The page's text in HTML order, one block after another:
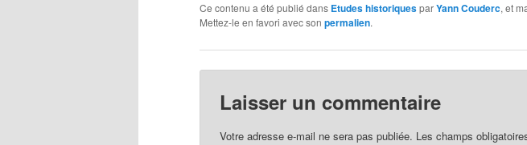
Ce contenu a été publié dans Etudes historiquesparYann Couderc, et
Mettez-le en favori avec son permalien.
Laisser un commentaire
Votre adresse e-mail ne sera pas publiée. Les champs